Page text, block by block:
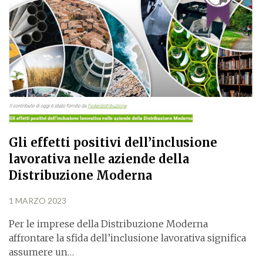
Gli effetti positivi dell’inclusione
lavorativa nelle aziende della
Distribuzione Moderna
1 MARZO 2023
Per le imprese della Distribuzione Moderna
affrontare la sfida dell’inclusione lavorativa significa
assumere un…